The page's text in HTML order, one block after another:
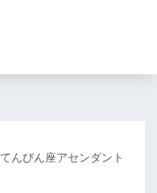
てんびん座アセンダント